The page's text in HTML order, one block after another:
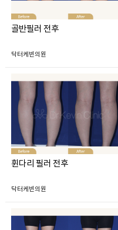
골반필러 전후
닥터케빈의원
휜다리 필러 전후
닥터케빈의원